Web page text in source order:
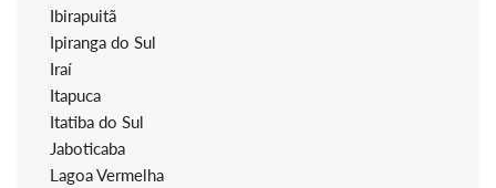
Ibirapuitã
Ipiranga do Sul
Iraí
Itapuca
Itatiba do Sul
Jaboticaba
Lagoa Vermelha